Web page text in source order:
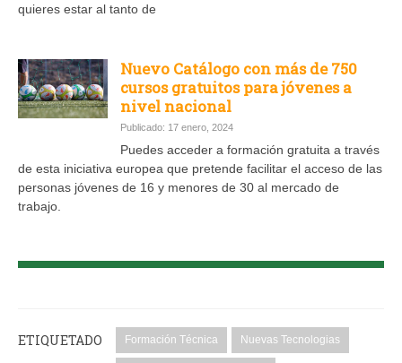
quieres estar al tanto de
Nuevo Catálogo con más de 750
cursos gratuitos para jóvenes a
nivel nacional
Publicado: 17 enero, 2024
Puedes acceder a formación gratuita a través
de esta iniciativa europea que pretende facilitar el acceso de las
personas jóvenes de 16 y menores de 30 al mercado de
trabajo.
ETIQUETADO Formación Técnica Nuevas Tecnologias